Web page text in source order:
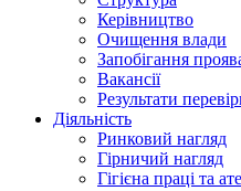
Керівництво
Очищення влади
Запобігання
Вакансії
Результати
Діяльність
Ринковий нагляд
Гірничий нагляд
Гігієна праці та